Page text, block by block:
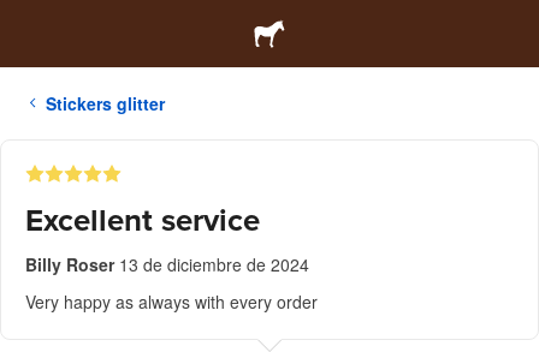
Stickers glitter
Excellent service
Billy Roser 13 de diciembre de 2024
Very happy as always with every order